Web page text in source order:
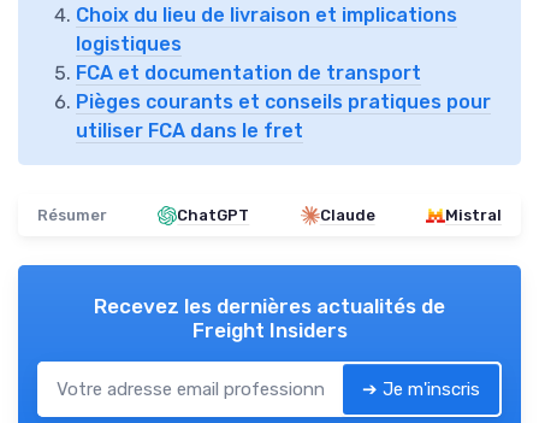
Choix du lieu de livraison et implications
logistiques
FCA et documentation de transport
Pièges courants et conseils pratiques pour
utiliser FCA dans le fret
Résumer ChatGPT Claude Mistral
Recevez les dernières actualités de
Freight Insiders
➔ Je m'inscris